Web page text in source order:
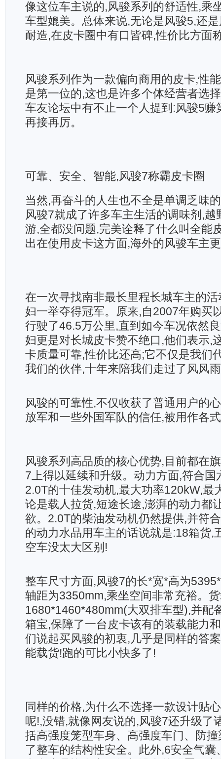
像这位车主说的,风骏系列的舒适性,乘
车型媲美。总体来说,无论是风骏5,还
耐造,在皮卡圈中有口皆碑,性价比方面
风骏系列作为一款偏向商用的皮卡,性
是第一位的,这也是许多个体经营者选
车友论坛中有不止一个人提到:风骏5赚
再接再厉。
可靠、安全、智能,风骏7称霸皮卡圈
当然,再奋斗的人生也不全是单调乏味
风骏7就成了许多车主生活的调味剂,越
游,全都没问题,完美诠释了什么叫全能
出在使用皮卡这方面,海外的风骏车主
在一次寻找南非最长里程长城车主的
妇一举夺得冠军。原来,自2007年购买
行驶了46.5万公里,直到如今车况依然
妇更是对长城皮卡赞不绝口,他们表示,
卡质量可靠,性价比还高;它不仅是我们
我们的伙伴,十年来陪我们走过了风风
风骏的可靠性,不仅收获了普通用户的
放军和一些外国军队的信任,被用作各
风骏系列高品质的核心优势,目前都在
7上得以延续和升级。动力方面,符合国
2.0T的十佳发动机,最大功率120kW,最
论是载人拉货,短途长途,澎湃的动力都
欲。2.0T的柴油发动机仍然提供,并符
的动力水品用车主的话说就是:18箱货,
空车没太大区别!
整车尺寸方面,风骏7的长*宽*高为
轴距为3350mm,乘坐空间非常充裕。
1680*1460*480mm(大双排车型),并配
箱宝,保障了一台皮卡该有的装载能力
们说起买风骏的初衷,几乎是同样的答
能载货!跑的可比小快多了!
同样的价格,为什么不选择一款设计贴
呢!,没错,就像网友说的,风骏7还升级了
括高强度笼型车身、高强度车门、防
了整车的结构性安全。此外,6安全气囊